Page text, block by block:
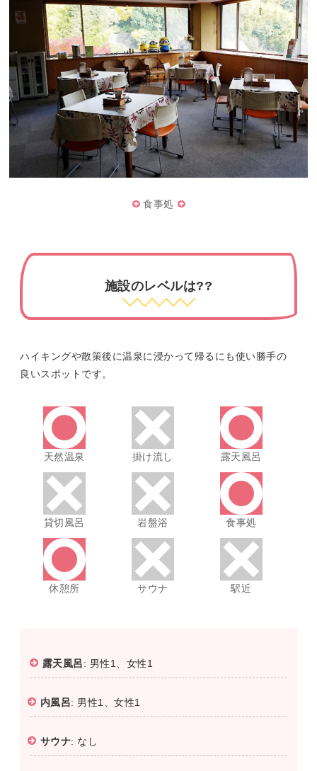
食事処
施設のレベルは??
ハイキングや散策後に温泉に浸かって帰るにも使い勝手の
良いスポットです。
天然温泉 掛け流し 露天風呂
貸切風呂 岩盤浴 食事処
休憩所 サウナ 駅近
露天風呂: 男性1、女性1
内風呂: 男性1、女性1
サウナ: なし